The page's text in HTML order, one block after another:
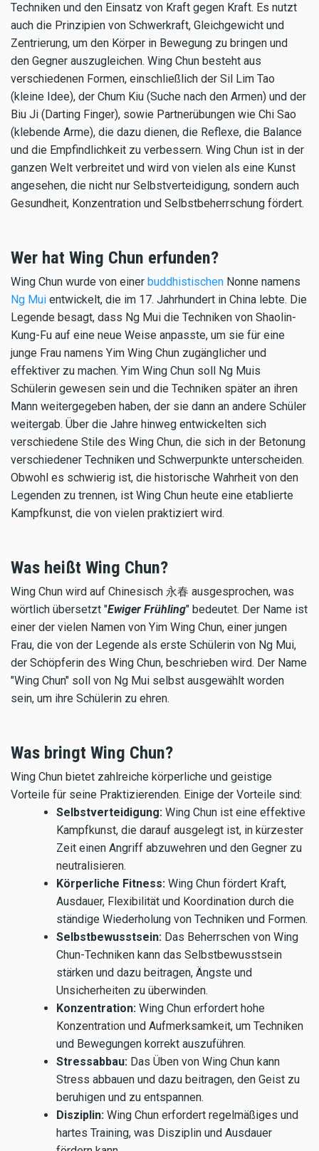
Techniken und den Einsatz von Kraft gegen Kraft. Es nutzt
auch die Prinzipien von Schwerkraft, Gleichgewicht und
Zentrierung, um den Körper in Bewegung zu bringen und
den Gegner auszugleichen. Wing Chun besteht aus
verschiedenen Formen, einschließlich der Sil Lim Tao
(kleine Idee), der Chum Kiu (Suche nach den Armen) und der
Biu Ji (Darting Finger), sowie Partnerübungen wie Chi Sao
(klebende Arme), die dazu dienen, die Reflexe, die Balance
und die Empfindlichkeit zu verbessern. Wing Chun ist in der
ganzen Welt verbreitet und wird von vielen als eine Kunst
angesehen, die nicht nur Selbstverteidigung, sondern auch
Gesundheit, Konzentration und Selbstbeherrschung fördert.
Wer hat Wing Chun erfunden?
Wing Chun wurde von einer buddhistischen Nonne namens
Ng Mui entwickelt, die im 17. Jahrhundert in China lebte. Die
Legende besagt, dass Ng Mui die Techniken von Shaolin-
Kung-Fu auf eine neue Weise anpasste, um sie für eine
junge Frau namens Yim Wing Chun zugänglicher und
effektiver zu machen. Yim Wing Chun soll Ng Muis
Schülerin gewesen sein und die Techniken später an ihren
Mann weitergegeben haben, der sie dann an andere Schüler
weitergab. Über die Jahre hinweg entwickelten sich
verschiedene Stile des Wing Chun, die sich in der Betonung
verschiedener Techniken und Schwerpunkte unterscheiden.
Obwohl es schwierig ist, die historische Wahrheit von den
Legenden zu trennen, ist Wing Chun heute eine etablierte
Kampfkunst, die von vielen praktiziert wird.
Was heißt Wing Chun?
Wing Chun wird auf Chinesisch 永春 ausgesprochen, was
wörtlich übersetzt "Ewiger Frühling" bedeutet. Der Name ist
einer der vielen Namen von Yim Wing Chun, einer jungen
Frau, die von der Legende als erste Schülerin von Ng Mui,
der Schöpferin des Wing Chun, beschrieben wird. Der Name
"Wing Chun" soll von Ng Mui selbst ausgewählt worden
sein, um ihre Schülerin zu ehren.
Was bringt Wing Chun?
Wing Chun bietet zahlreiche körperliche und geistige
Vorteile für seine Praktizierenden. Einige der Vorteile sind:
Selbstverteidigung:Wing Chun ist eine effektive
Kampfkunst, die darauf ausgelegt ist, in kürzester
Zeit einen Angriff abzuwehren und den Gegner zu
neutralisieren.
Körperliche Fitness: Wing Chun fördert Kraft,
Ausdauer, Flexibilität und Koordination durch die
ständige Wiederholung von Techniken und Formen.
Selbstbewusstsein: Das Beherrschen von Wing
Chun-Techniken kann das Selbstbewusstsein
stärken und dazu beitragen, Ängste und
Unsicherheiten zu überwinden.
Konzentration: Wing Chun erfordert hohe
Konzentration und Aufmerksamkeit, um Techniken
und Bewegungen korrekt auszuführen.
Stressabbau: Das Üben von Wing Chun kann
Stress abbauen und dazu beitragen, den Geist zu
beruhigen und zu entspannen.
Disziplin: Wing Chun erfordert regelmäßiges und
hartes Training, was Disziplin und Ausdauer